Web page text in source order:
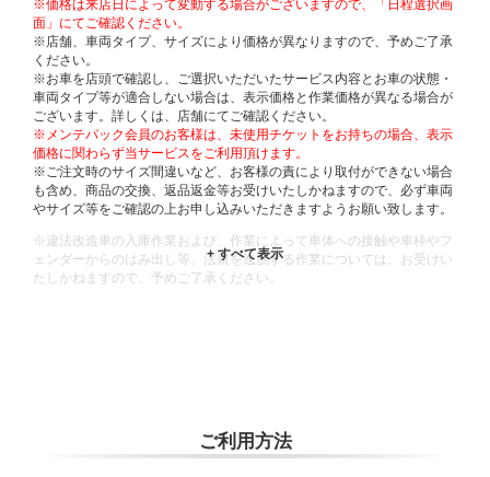
※価格は来店日によって変動する場合がございますので、「日程選択画
面」にてご確認ください。
※店舗、車両タイプ、サイズにより価格が異なりますので、予めご了承
ください。
※お車を店頭で確認し、ご選択いただいたサービス内容とお車の状態・
車両タイプ等が適合しない場合は、表示価格と作業価格が異なる場合が
ございます。詳しくは、店舗にてご確認ください。
※メンテパック会員のお客様は、未使用チケットをお持ちの場合、表示
価格に関わらず当サービスをご利用頂けます。
※ご注文時のサイズ間違いなど、お客様の責により取付ができない場合
も含め、商品の交換、返品返金等お受けいたしかねますので、必ず車両
やサイズ等をご確認の上お申し込みいただきますようお願い致します。
※違法改造車の入庫作業および、作業によって車体への接触や車枠やフ
ェンダーからのはみ出し等、法規を逸脱する作業については、お受けい
たしかねますので、予めご了承ください。
ご利用方法